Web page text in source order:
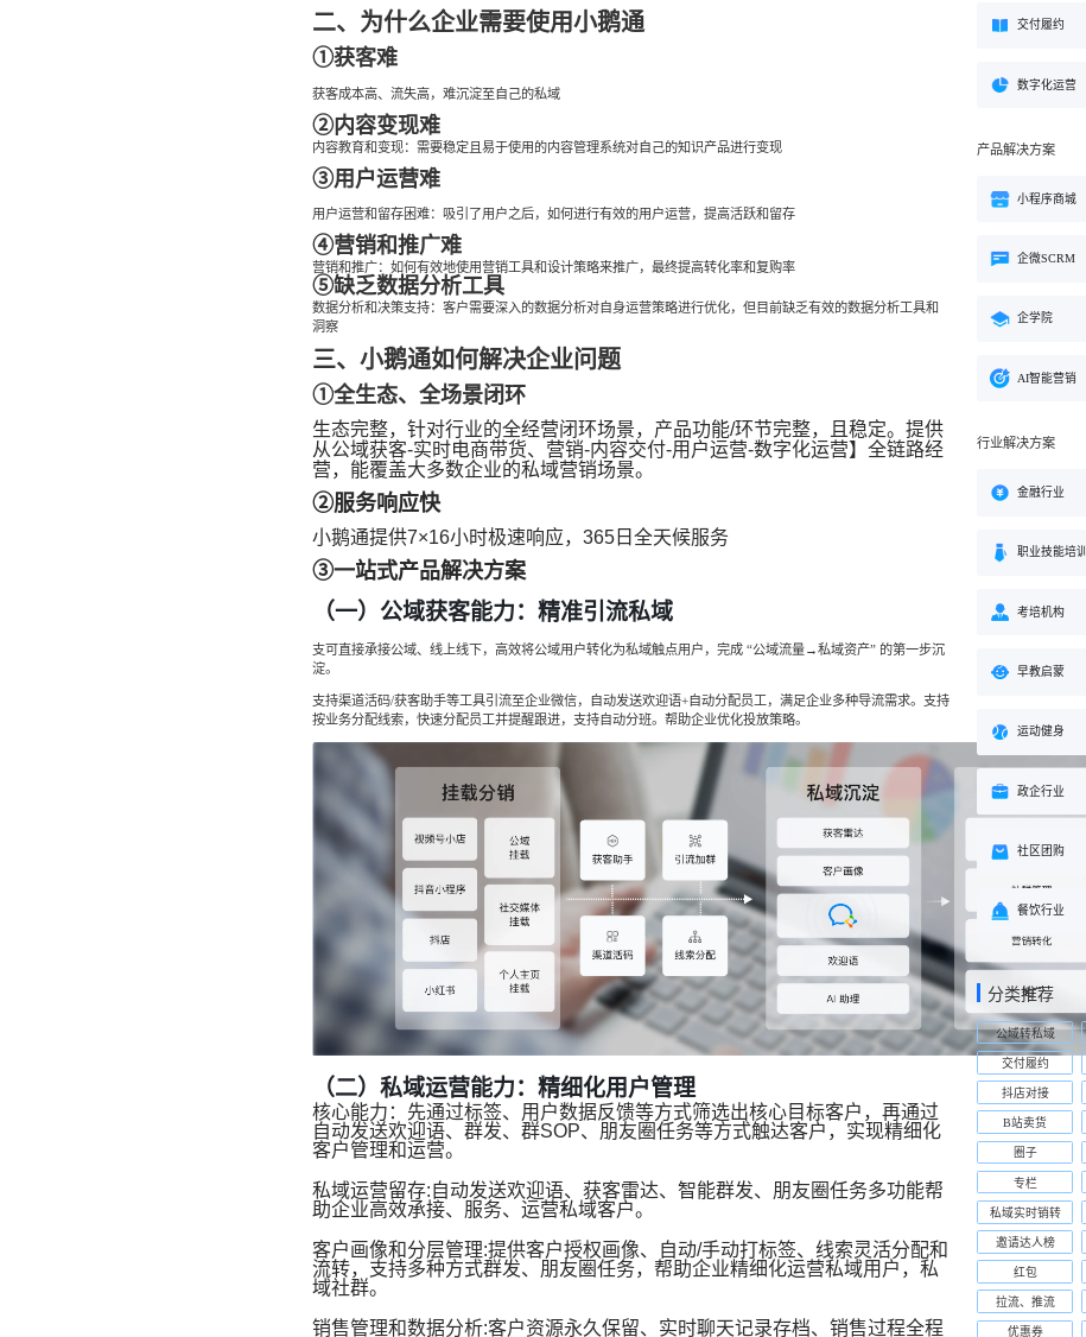
AI智能营销
服装行业
付与用户留存一站式解决方案
二、为什么企业需要使用小鹅通
①获客难
获客成本高、流失高，难沉淀至自己的私域
②内容变现难
内容教育和变现：需要稳定且易于使用的内容管理系统对自己的知识产品进行变现
③用户运营难
用户运营和留存困难：吸引了用户之后，如何进行有效的用户运营，提高活跃和留存
④营销和推广难
营销和推广：如何有效地使用营销工具和设计策略来推广，最终提高转化率和复购率
⑤缺乏数据分析工具
数据分析和决策支持：客户需要深入的数据分析对自身运营策略进行优化，但目前缺乏有效的数据分析工具和
洞察
三、小鹅通如何解决企业问题
①全生态、全场景闭环
生态完整，针对行业的全经营闭环场景，产品功能/环节完整，且稳定。提供
从公域获客-实时电商带货、营销-内容交付-用户运营-数字化运营】全链路经
营，能覆盖大多数企业的私域营销场景。
②服务响应快
小鹅通提供7×16小时极速响应，365日全天候服务
③一站式产品解决方案
（一）公域获客能力：精准引流私域
支可直接承接公域、线上线下，高效将公域用户转化为私域触点用户，完成 “公域流量→私域资产” 的第一步沉
淀。
支持渠道活码/获客助手等工具引流至企业微信，自动发送欢迎语+自动分配员工，满足企业多种导流需求。支持
按业务分配线索，快速分配员工并提醒跟进，支持自动分班。帮助企业优化投放策略。
（二）私域运营能力：精细化用户管理
核心能力：先通过标签、用户数据反馈等方式筛选出核心目标客户，再通过
自动发送欢迎语、群发、群SOP、朋友圈任务等方式触达客户，实现精细化
客户管理和运营。
私域运营留存:自动发送欢迎语、获客雷达、智能群发、朋友圈任务多功能帮
助企业高效承接、服务、运营私域客户。
客户画像和分层管理:提供客户授权画像、自动/手动打标签、线索灵活分配和
流转，支持多种方式群发、朋友圈任务，帮助企业精细化运营私域用户，私
域社群。
销售管理和数据分析:客户资源永久保留、实时聊天记录存档、销售过程全程
交付履约
数字化运营
产品解决方案
小程序商城
企微SCRM
企学院
AI智能营销
行业解决方案
金融行业
职业技能培训
考培机构
早教启蒙
运动健身
政企行业
社区团购
餐饮行业
分类推荐
公域转私域
交付履约
抖店对接
B站卖货
圈子
专栏
私域实时销转
邀请达人榜
红包
拉流、推流
优惠券